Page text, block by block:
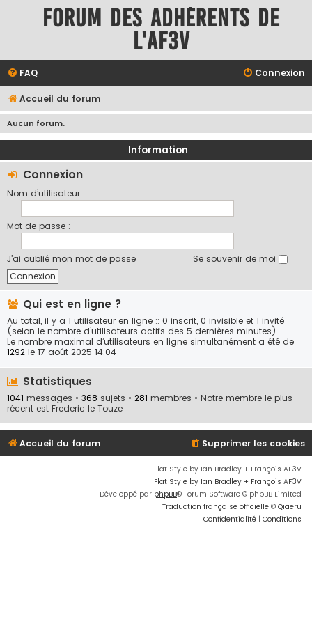
Forum des adhérents de
l'AF3V
FAQ Connexion
Accueil du forum
Aucun forum.
Information
Connexion
Nom d’utilisateur :
Mot de passe :
J’ai oublié mon mot de passe Se souvenir de moi
Qui est en ligne ?
Au total, il y a 1 utilisateur en ligne :: 0 inscrit, 0 invisible et 1 invité
(selon le nombre d’utilisateurs actifs des 5 dernières minutes)
Le nombre maximal d’utilisateurs en ligne simultanément a été de
1292 le 17 août 2025 14:04
Statistiques
1041 messages • 368 sujets • 281 membres • Notre membre le plus
récent est Frederic le Touze
Accueil du forum Supprimer les cookies
Flat Style by Ian Bradley + François AF3V
Flat Style by Ian Bradley + François AF3V
Développé par phpBB® Forum Software © phpBB Limited
Traduction française officielle © Qiaeru
Confidentialité | Conditions